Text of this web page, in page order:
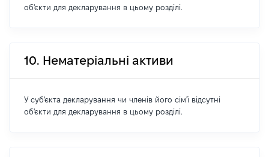
об'єкти для декларування в цьому розділі.
10. Нематеріальні активи
У суб'єкта декларування чи членів його сім'ї відсутні
об'єкти для декларування в цьому розділі.